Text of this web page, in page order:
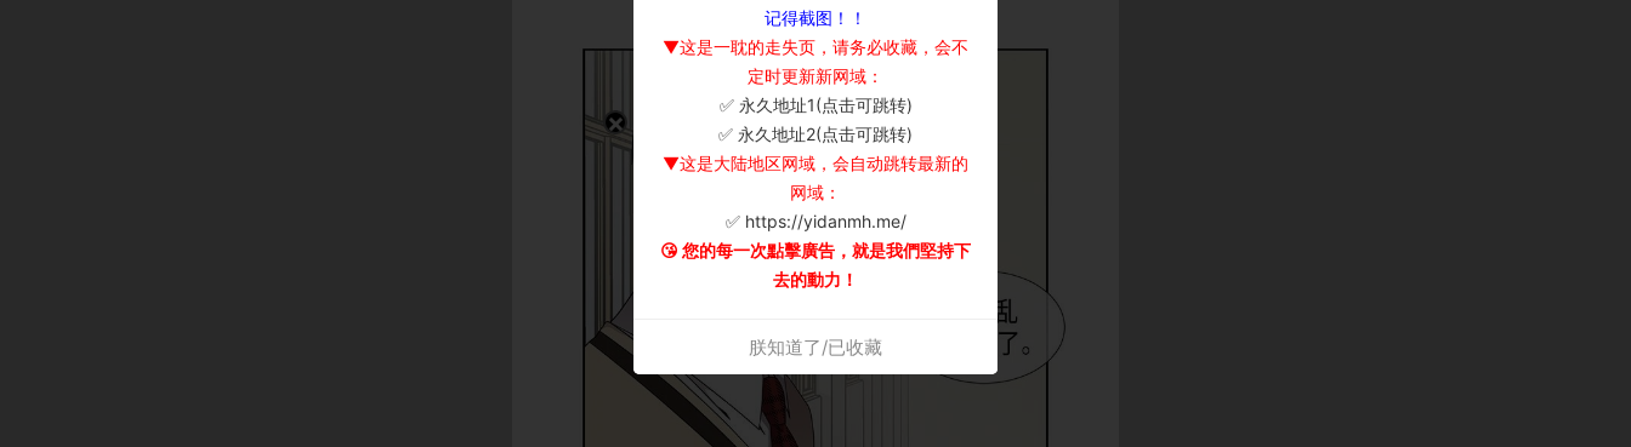
记得截图！！
▼这是一耽的走失页，请务必收藏，会不
定时更新新网域：
✅ 永久地址1(点击可跳转)
✅ 永久地址2(点击可跳转)
▼这是大陆地区网域，会自动跳转最新的
网域：
✅ https://yidanmh.me/
😘 您的每一次點擊廣告，就是我們堅持下
去的動力！
朕知道了/已收藏
×